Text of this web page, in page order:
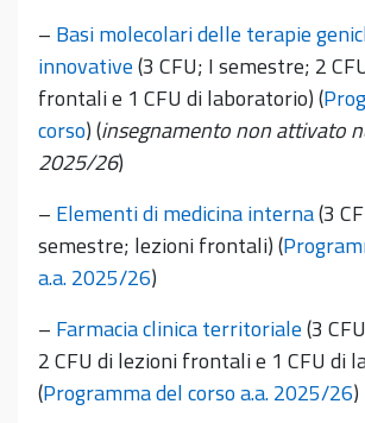
– Basi molecolari delle terapie
innovative(3 CFU; I semestre; 2
frontali e 1 CFU di laboratorio) (
corso) (insegnamento non attivato
2025/26)
– Elementi di medicina interna(3
semestre; lezioni frontali) (
a.a. 2025/26)
– Farmacia clinica territoriale(3
2 CFU di lezioni frontali e 1 CFU di
(Programma del corso a.a. 2025/26)